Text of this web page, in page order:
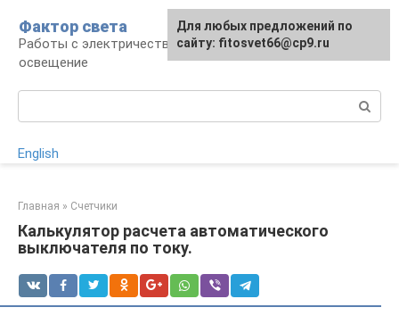
контенту
Фактор света
Работы с электричеством, электроприборы и
освещение
English
Главная » Счетчики
Калькулятор расчета автоматического
выключателя по току.
Для любых предложений по
сайту: fitosvet66@cp9.ru